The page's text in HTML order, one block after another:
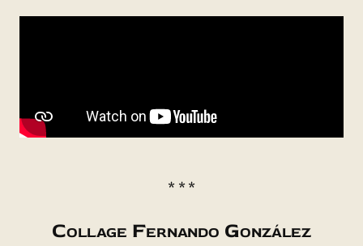
* * *
Collage Fernando González